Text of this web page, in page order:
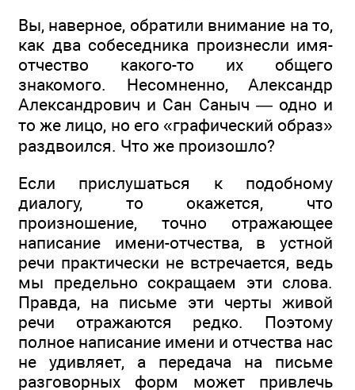
Вы, наверное, обратили внимание на то,
как два собеседника произнесли имя-
отчество какого-то их общего
знакомого. Несомненно, Александр
Александрович и Сан Саныч — одно и
то же лицо, но его «графический образ»
раздвоился. Что же произошло?
Если прислушаться к подобному
диалогу, то окажется, что
произношение, точно отражающее
написание имени-отчества, в устной
речи практически не встречается, ведь
мы предельно сокращаем эти слова.
Правда, на письме эти черты живой
речи отражаются редко. Поэтому
полное написание имени и отчества нас
не удивляет, а передача на письме
разговорных форм может привлечь